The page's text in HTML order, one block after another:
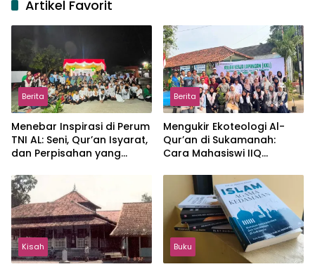
Artikel Favorit
Berita
Menebar Inspirasi di Perum
TNI AL: Seni, Qur’an Isyarat,
dan Perpisahan yang
Berita
Mengukir Ekoteologi Al-
Qur’an di Sukamanah:
Cara Mahasiswi IIQ
Jonggol
Kisah Buku